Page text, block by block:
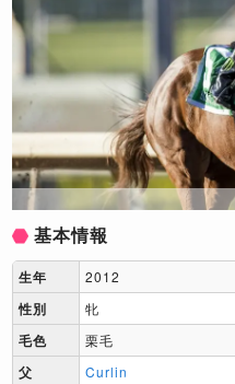
基本情報
生年 2012
性別 牝
毛色 栗毛
父 Curlin